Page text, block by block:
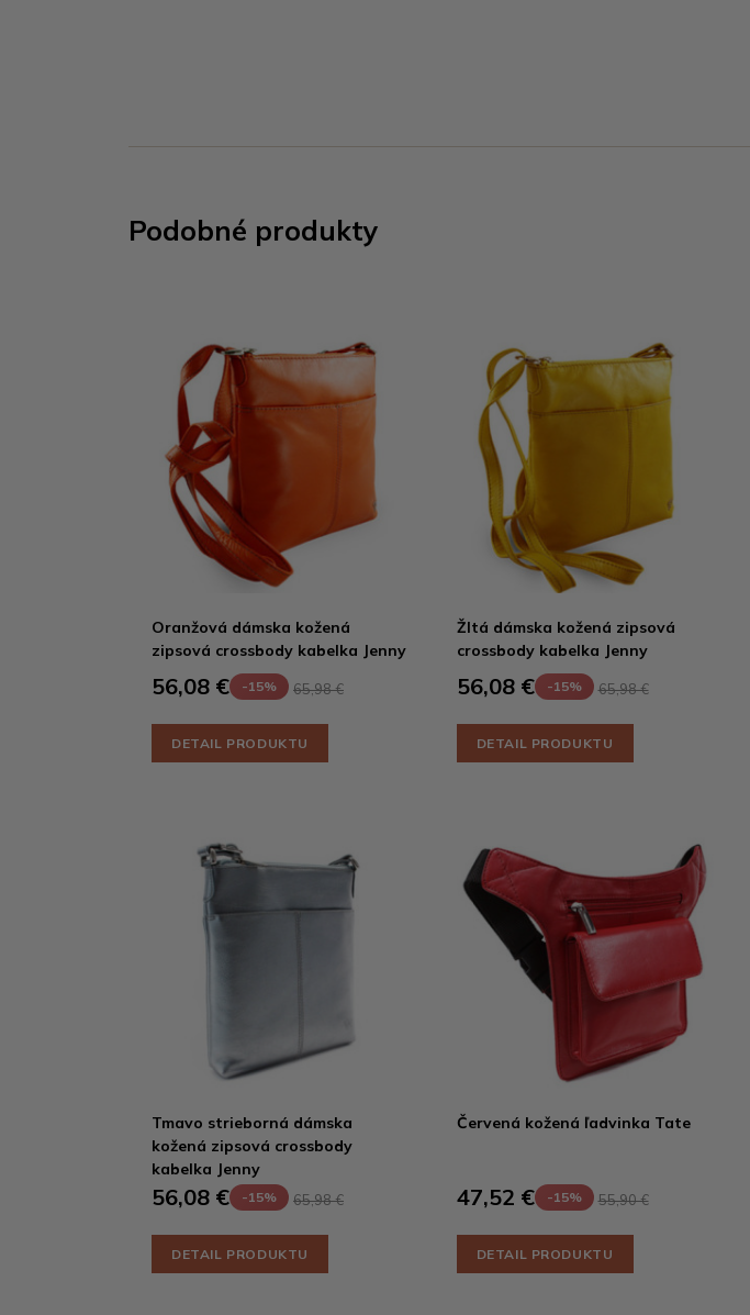
Podobné produkty
Oranžová dámska kožená
zipsová crossbody kabelka Jenny
56,08 € -15% 65,98 €
DETAIL PRODUKTU
Žltá dámska kožená zipsová
crossbody kabelka Jenny
56,08 € -15% 65,98 €
DETAIL PRODUKTU
Tmavo strieborná dámska
kožená zipsová crossbody
kabelka Jenny
56,08 € -15% 65,98 €
DETAIL PRODUKTU
Červená kožená ľadvinka Tate
47,52 € -15% 55,90 €
DETAIL PRODUKTU